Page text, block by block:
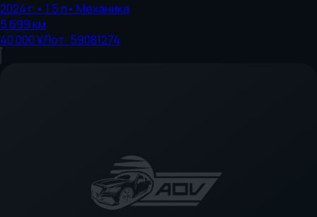
2024г.• 1.5л• Механика
5 699км
40 000 ¥Лот: 59081274